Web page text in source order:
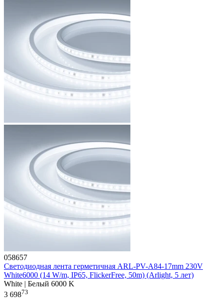
058657
Светодиодная лента герметичная ARL-PV-A84-17mm 230V
White6000 (14 W/m, IP65, FlickerFree, 50m) (Arlight, 5 лет)
White | Белый 6000 K
3 69873